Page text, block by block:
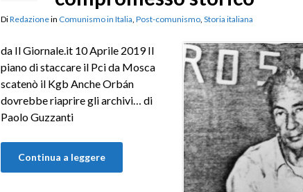
DiRedazionein Comunismo in Italia Post-comunismo, Storia italiana
da Il Giornale.it 10 Aprile 2019 Il
piano di staccare il Pci da Mosca
scatenò il Kgb Anche Orbán
dovrebbe riaprire gli archivi… di
Paolo Guzzanti
Continua a leggere